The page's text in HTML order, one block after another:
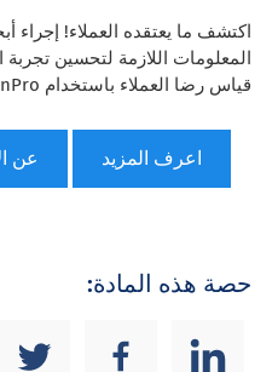
اكتشف ما يعتقده العملاء! إجراء
المعلومات اللازمة لتحسين
قياس رضا العملاء باستخدام QuestionPro.
اعرف المزيد عن
حصة هذه المادة: